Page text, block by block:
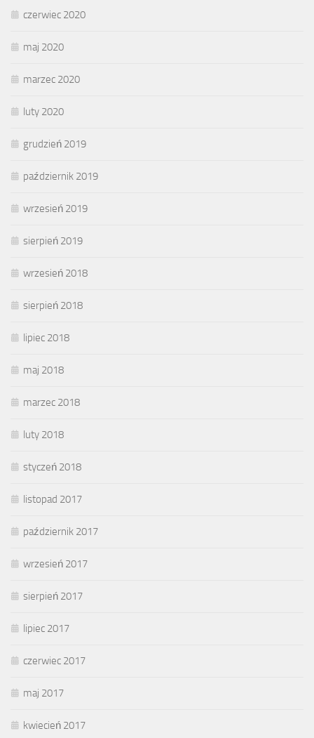
czerwiec 2020
maj 2020
marzec 2020
luty 2020
grudzień 2019
październik 2019
wrzesień 2019
sierpień 2019
wrzesień 2018
sierpień 2018
lipiec 2018
maj 2018
marzec 2018
luty 2018
styczeń 2018
listopad 2017
październik 2017
wrzesień 2017
sierpień 2017
lipiec 2017
czerwiec 2017
maj 2017
kwiecień 2017